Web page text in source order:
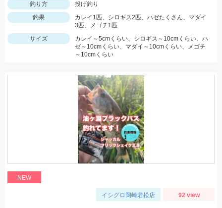
釣り方
投げ釣り
釣果
カレイ1匹、シロギス2匹、ハゼたくさん、マダイ
3匹、メゴチ1匹
サイズ
カレイ～5cmくらい、シロギス～10cmくらい、ハ
ゼ～10cmくらい、マダイ～10cmくらい、メゴチ
～10cmくらい
NEW
イシグロ岡崎若松店 92 view